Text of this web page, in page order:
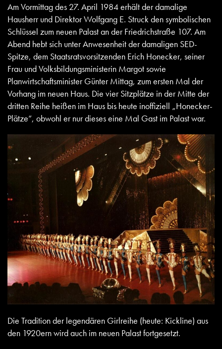
Am Vormittag des 27. April 1984 erhält der damalige
Hausherr und Direktor Wolfgang E. Struck den symbolischen
Schlüssel zum neuen Palast an der Friedrichstraße 107. Am
Abend hebt sich unter Anwesenheit der damaligen SED-
Spitze, dem Staatsratsvorsitzenden Erich Honecker, seiner
Frau und Volksbildungsministerin Margot sowie
Planwirtschaftsminister Günter Mittag, zum ersten Mal der
Vorhang im neuen Haus. Die vier Sitzplätze in der Mitte der
dritten Reihe heißen im Haus bis heute inoffiziell „Honecker-
Plätze“, obwohl er nur dieses eine Mal Gast im Palast war.
Die Tradition der legendären Girlreihe (heute: Kickline) aus
den 1920ern wird auch im neuen Palast fortgesetzt.